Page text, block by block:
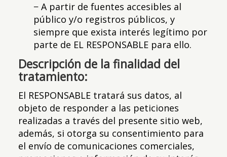
− A partir de fuentes accesibles al
público y/o registros públicos, y
siempre que exista interés legítimo por
parte de EL RESPONSABLE para ello.
Descripción de la finalidad del
tratamiento:
El RESPONSABLE tratará sus datos, al
objeto de responder a las peticiones
realizadas a través del presente sitio web,
además, si otorga su consentimiento para
el envío de comunicaciones comerciales,